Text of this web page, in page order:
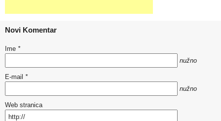
Novi Komentar
Ime *
nužno
E-mail *
nužno
Web stranica